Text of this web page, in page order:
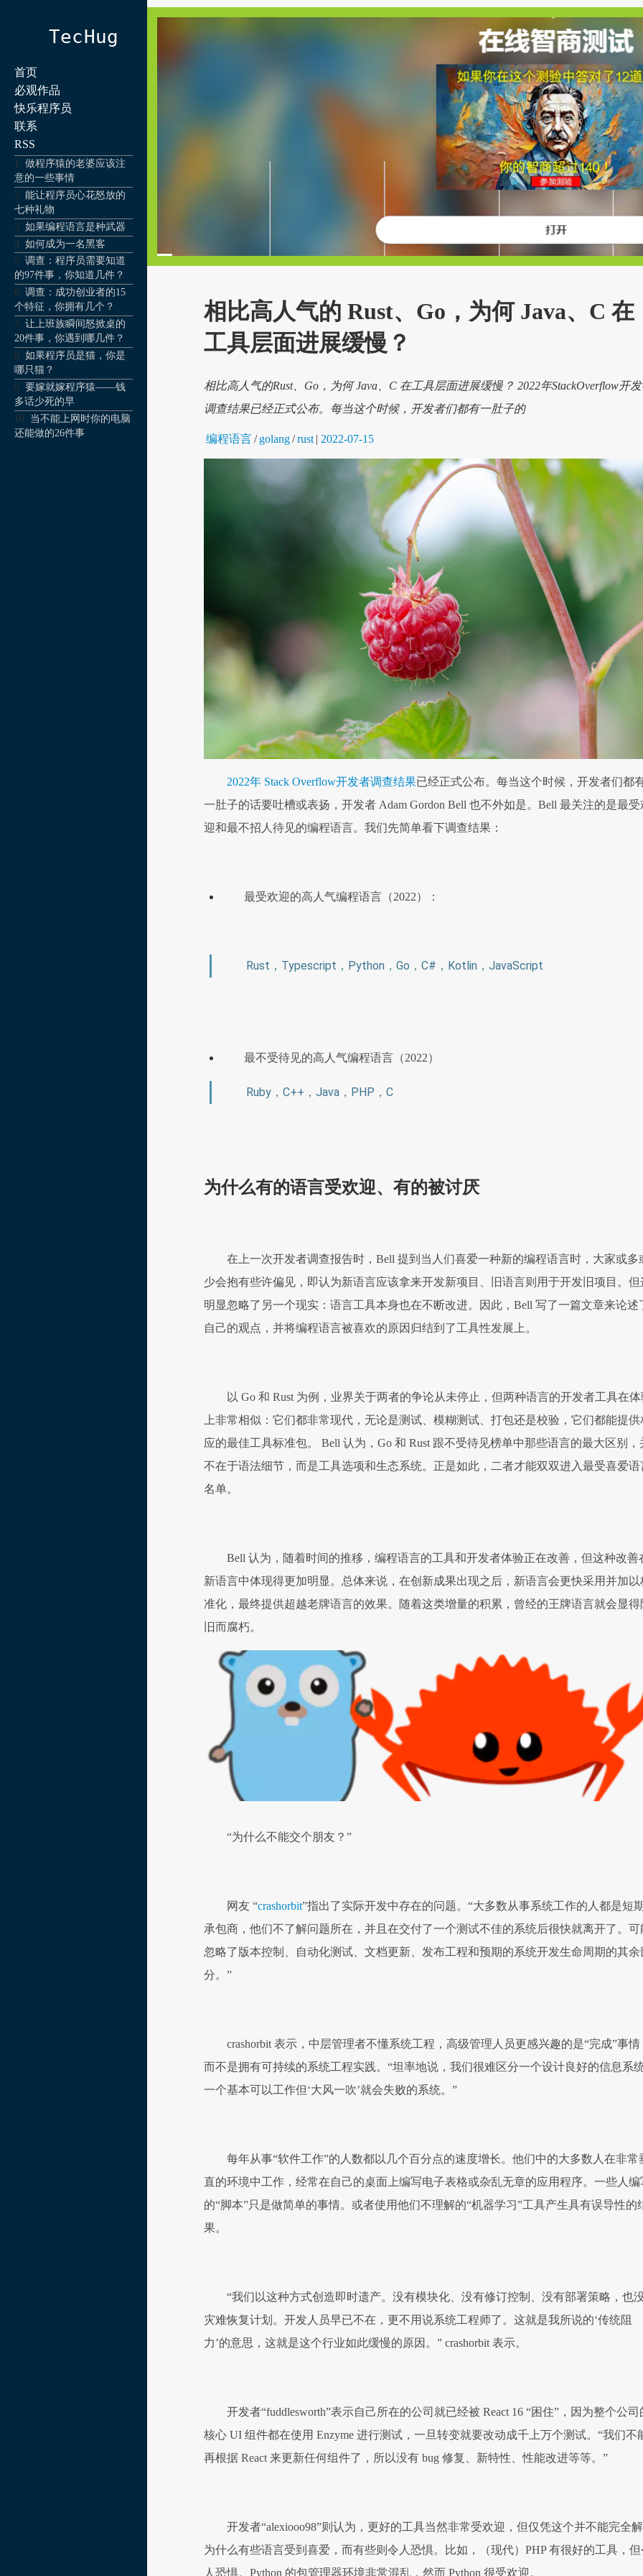
TecHug
首页
必观作品
快乐程序员
联系
RSS
做程序猿的老婆应该注
意的一些事情
能让程序员心花怒放的
七种礼物
如果编程语言是种武器
如何成为一名黑客
调查：程序员需要知道
的97件事，你知道几件？
调查：成功创业者的15
个特征，你拥有几个？
让上班族瞬间怒掀桌的
20件事，你遇到哪几件？
如果程序员是猫，你是
哪只猫？
要嫁就嫁程序猿——钱
多话少死的早
当不能上网时你的电脑
还能做的26件事
相比高人气的 Rust、Go，为何 Java、C 在
工具层面进展缓慢？
相比高人气的Rust、Go，为何 Java、C 在工具层面进展缓慢？ 2022年StackOverflow开
调查结果已经正式公布。每当这个时候，开发者们都有一肚子的
编程语言/ golang/rust | 2022-07-15
2022年 Stack Overflow开发者调查结果已经正式公布。每当这个时候，开发者们都
一肚子的话要吐槽或表扬，开发者 Adam Gordon Bell 也不外如是。Bell 最关注的是最受
迎和最不招人待见的编程语言。我们先简单看下调查结果：
最受欢迎的高人气编程语言（2022）：
Rust，Typescript，Python，Go，C#，Kotlin，JavaScript
最不受待见的高人气编程语言（2022）
Ruby，C++，Java，PHP，C
为什么有的语言受欢迎、有的被讨厌
在上一次开发者调查报告时，Bell 提到当人们喜爱一种新的编程语言时，大家或多
少会抱有些许偏见，即认为新语言应该拿来开发新项目、旧语言则用于开发旧项目。但
明显忽略了另一个现实：语言工具本身也在不断改进。因此，Bell 写了一篇文章来论述
自己的观点，并将编程语言被喜欢的原因归结到了工具性发展上。
以 Go 和 Rust 为例，业界关于两者的争论从未停止，但两种语言的开发者工具在体
上非常相似：它们都非常现代，无论是测试、模糊测试、打包还是校验，它们都能提供
应的最佳工具标准包。 Bell 认为，Go 和 Rust 跟不受待见榜单中那些语言的最大区别，
不在于语法细节，而是工具选项和生态系统。正是如此，二者才能双双进入最受喜爱语
名单。
Bell 认为，随着时间的推移，编程语言的工具和开发者体验正在改善，但这种改善
新语言中体现得更加明显。总体来说，在创新成果出现之后，新语言会更快采用并加以
准化，最终提供超越老牌语言的效果。随着这类增量的积累，曾经的王牌语言就会显得
旧而腐朽。
“为什么不能交个朋友？”
网友 “crashorbit”指出了实际开发中存在的问题。“大多数从事系统工作的人都是短
承包商，他们不了解问题所在，并且在交付了一个测试不佳的系统后很快就离开了。可
忽略了版本控制、自动化测试、文档更新、发布工程和预期的系统开发生命周期的其余
分。”
crashorbit 表示，中层管理者不懂系统工程，高级管理人员更感兴趣的是“完成”事情
而不是拥有可持续的系统工程实践。“坦率地说，我们很难区分一个设计良好的信息系
一个基本可以工作但‘大风一吹’就会失败的系统。”
每年从事“软件工作”的人数都以几个百分点的速度增长。他们中的大多数人在非常
直的环境中工作，经常在自己的桌面上编写电子表格或杂乱无章的应用程序。一些人编
的“脚本”只是做简单的事情。或者使用他们不理解的“机器学习”工具产生具有误导性的
果。
“我们以这种方式创造即时遗产。没有模块化、没有修订控制、没有部署策略，也
灾难恢复计划。开发人员早已不在，更不用说系统工程师了。这就是我所说的‘传统阻
力’的意思，这就是这个行业如此缓慢的原因。” crashorbit 表示。
开发者“fuddlesworth”表示自己所在的公司就已经被 React 16 “困住”，因为整个公司
核心 UI 组件都在使用 Enzyme 进行测试，一旦转变就要改动成千上万个测试。“我们不
再根据 React 来更新任何组件了，所以没有 bug 修复、新特性、性能改进等等。”
开发者“alexiooo98”则认为，更好的工具当然非常受欢迎，但仅凭这个并不能完全
为什么有些语言受到喜爱，而有些则令人恐惧。比如，（现代）PHP 有很好的工具，但
人恐惧。Python 的包管理器环境非常混乱，然而 Python 很受欢迎。